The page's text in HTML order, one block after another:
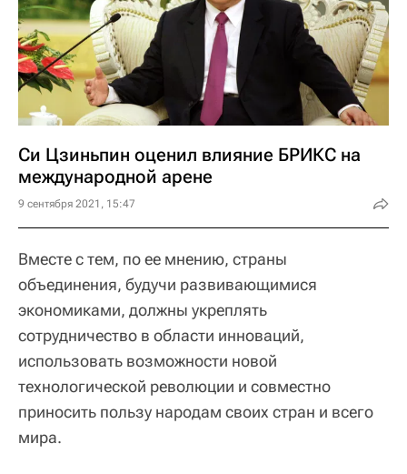
Си Цзиньпин оценил влияние БРИКС на
международной арене
9 сентября 2021, 15:47
Вместе с тем, по ее мнению, страны
объединения, будучи развивающимися
экономиками, должны укреплять
сотрудничество в области инноваций,
использовать возможности новой
технологической революции и совместно
приносить пользу народам своих стран и всего
мира.